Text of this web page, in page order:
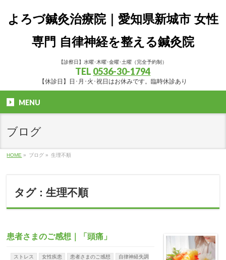
よろづ鍼灸治療院｜愛知県新城市 女性
専門 自律神経を整える鍼灸院
【診察日】水曜･木曜･金曜･土曜（完全予約制）
TEL 0536-30-1794
【休診日】日･月･火･祝日はお休みです。臨時休診あり
MENU
ブログ
HOME » ブログ » 生理不順
タグ : 生理不順
患者さまのご感想｜「頭痛」
ストレス 女性疾患 患者さまのご感想
自律神経失調